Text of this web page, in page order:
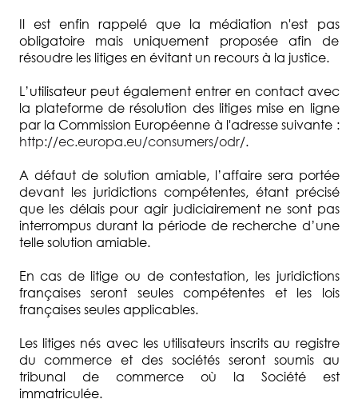
Il est enfin rappelé que la médiation n'est pas
obligatoire mais uniquement proposée afin de
résoudre les litiges en évitant un recours à la justice.
L’utilisateur peut également entrer en contact avec
la plateforme de résolution des litiges mise en ligne
par la Commission Européenne à l'adresse suivante :
http://ec.europa.eu/consumers/odr/.
A défaut de solution amiable, l’affaire sera portée
devant les juridictions compétentes, étant précisé
que les délais pour agir judiciairement ne sont pas
interrompus durant la période de recherche d’une
telle solution amiable.
En cas de litige ou de contestation, les juridictions
françaises seront seules compétentes et les lois
françaises seules applicables.
Les litiges nés avec les utilisateurs inscrits au registre
du commerce et des sociétés seront soumis au
tribunal de commerce où la Société est
immatriculée.